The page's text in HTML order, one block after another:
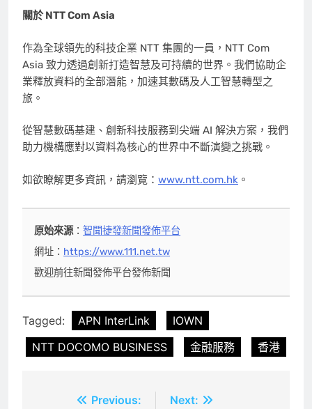
關於NTT Com Asia
作為全球領先的科技企業 NTT 集團的一員，NTT Com
Asia 致力透過創新打造智慧及可持續的世界。我們協助企
業釋放資料的全部潛能，加速其數碼及人工智慧轉型之
旅。
從智慧數碼基建、創新科技服務到尖端 AI 解決方案，我們
助力機構應對以資料為核心的世界中不斷演變之挑戰。
如欲瞭解更多資訊，請瀏覽： www.ntt.com.hk 。
原始來源：智聞捷發新聞發佈平台
網址： https://www.111.net.tw
歡迎前往新聞發佈平台發佈新聞
Tagged: APN InterLink
IOWN
NTT DOCOMO BUSINESS
金融服務 香港
Previous: Next: